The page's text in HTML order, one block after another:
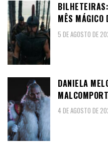
MÊS MÁGICO
5 DE AGOSTO DE
DANIELA
4 DE AGOSTO DE